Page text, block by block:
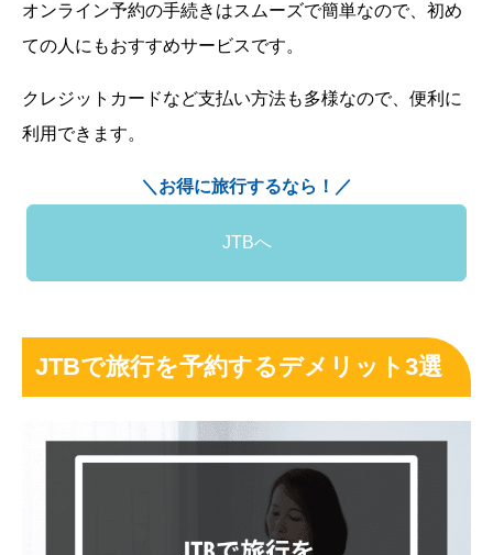
オンライン予約の手続きはスムーズで簡単なので、初め
ての人にもおすすめサービスです。
クレジットカードなど支払い方法も多様なので、便利に
利用できます。
＼お得に旅行するなら！／
JTBへ
JTBで旅行を予約するデメリット3選